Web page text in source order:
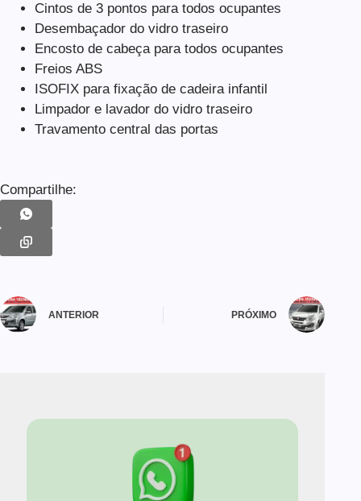
Cintos de 3 pontos para todos ocupantes
Desembaçador do vidro traseiro
Encosto de cabeça para todos ocupantes
Freios ABS
ISOFIX para fixação de cadeira infantil
Limpador e lavador do vidro traseiro
Travamento central das portas
Compartilhe:
ANTERIOR PRÓXIMO